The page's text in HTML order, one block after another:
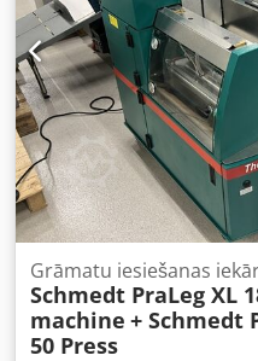
iekārta Darba platums:
regulēšana Stabila čuguna
Darba galds Stāvoklis:
Pielietojums: cieto vāku
darbi, drukātavas,
katalogu un vāku ražošana.
Grāmatu iesiešanas
Schmedt PraLeg XL
machine + Schmedt
50 Press